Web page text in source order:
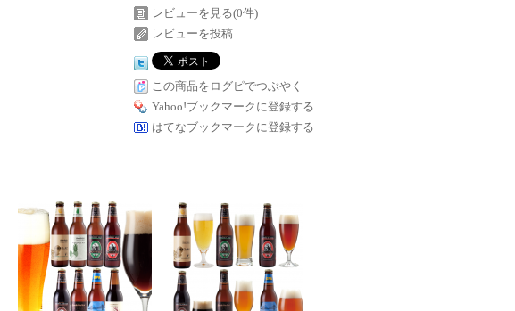
レビューを見る(0件)
レビューを投稿
この商品をログピでつぶやく
Yahoo!ブックマークに登録する
はてなブックマークに登録する